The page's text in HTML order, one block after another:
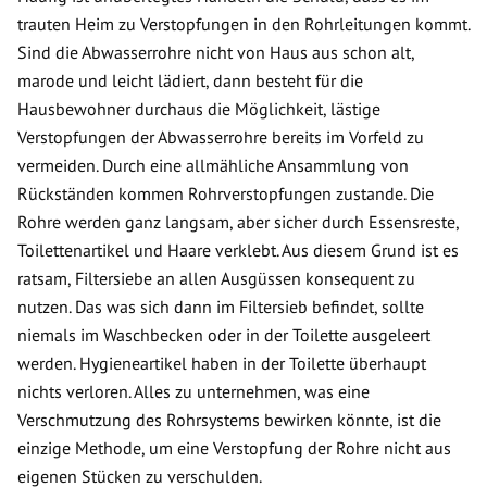
trauten Heim zu Verstopfungen in den Rohrleitungen kommt.
Sind die Abwasserrohre nicht von Haus aus schon alt,
marode und leicht lädiert, dann besteht für die
Hausbewohner durchaus die Möglichkeit, lästige
Verstopfungen der Abwasserrohre bereits im Vorfeld zu
vermeiden. Durch eine allmähliche Ansammlung von
Rückständen kommen Rohrverstopfungen zustande. Die
Rohre werden ganz langsam, aber sicher durch Essensreste,
Toilettenartikel und Haare verklebt. Aus diesem Grund ist es
ratsam, Filtersiebe an allen Ausgüssen konsequent zu
nutzen. Das was sich dann im Filtersieb befindet, sollte
niemals im Waschbecken oder in der Toilette ausgeleert
werden. Hygieneartikel haben in der Toilette überhaupt
nichts verloren. Alles zu unternehmen, was eine
Verschmutzung des Rohrsystems bewirken könnte, ist die
einzige Methode, um eine Verstopfung der Rohre nicht aus
eigenen Stücken zu verschulden.